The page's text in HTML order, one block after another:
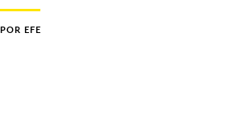
POR EFE